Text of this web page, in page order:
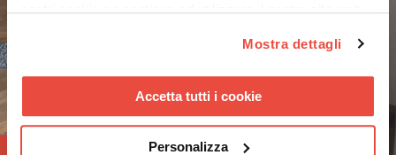
nostri cookie se continua ad utilizzare il nostro sito web.
Mostra dettagli
Accetta tutti i cookie
Personalizza